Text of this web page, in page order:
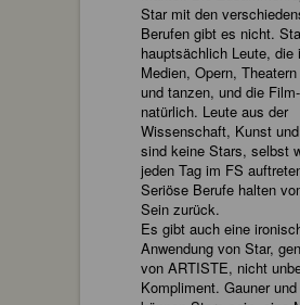
Star mit den
Berufen gibt es nicht.
hauptsächlich Leute, die
Medien, Opern,
und tanzen, und die
natürlich. Leute aus der
Wissenschaft, Kunst
sind keine Stars, selbst
jeden Tag im FS
Seriöse Berufe halten
Sein zurück.
Es gibt auch eine
Anwendung von Star,
von ARTISTE, nicht
Kompliment. Gauner